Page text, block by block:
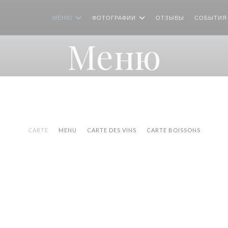
МЕНЮ ФОТОГРАФИИ ОТЗЫВЫ СОБЫТИЯ
Меню
CARTE MENU CARTE DES VINS CARTE BOISSONS